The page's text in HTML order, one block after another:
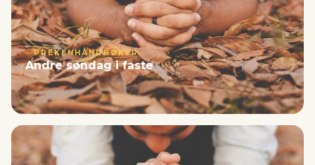
PREKENHÅNDBØKER
Andre søndag i faste